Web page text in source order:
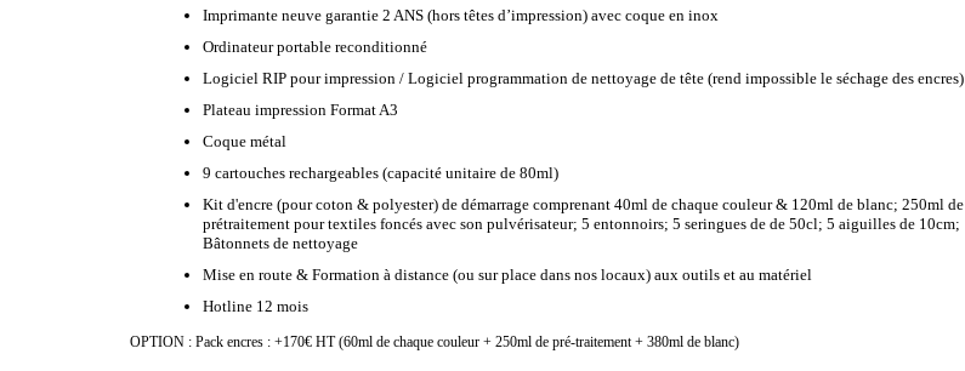
Imprimante neuve garantie 2 ANS (hors têtes d’impression) avec coque en inox
Ordinateur portable reconditionné
Logiciel RIP pour impression / Logiciel programmation de nettoyage de tête (rend impossible le séchage des encres)
Plateau impression Format A3
Coque métal
9 cartouches rechargeables (capacité unitaire de 80ml)
Kit d'encre (pour coton & polyester) de démarrage comprenant 40ml de chaque couleur & 120ml de blanc; 250ml de
prétraitement pour textiles foncés avec son pulvérisateur; 5 entonnoirs; 5 seringues de de 50cl; 5 aiguilles de 10cm;
Bâtonnets de nettoyage
Mise en route & Formation à distance (ou sur place dans nos locaux) aux outils et au matériel
Hotline 12 mois
OPTION : Pack encres : +170€ HT (60ml de chaque couleur + 250ml de pré-traitement + 380ml de blanc)